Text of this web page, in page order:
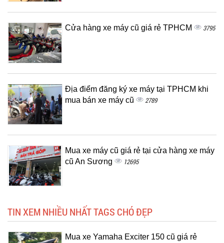
Cửa hàng xe máy cũ giá rẻ TPHCM 3795
Địa điểm đăng ký xe máy tại TPHCM khi
mua bán xe máy cũ
2789
Mua xe máy cũ giá rẻ tại cửa hàng xe máy
cũ An Sương
12695
TIN XEM NHIỀU NHẤT TAGS CHÓ ĐẸP
Mua xe Yamaha Exciter 150 cũ giá rẻ